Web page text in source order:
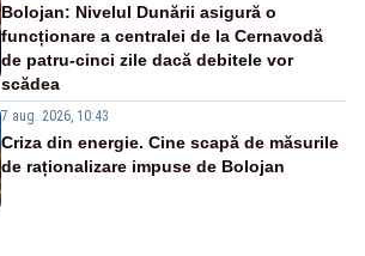
Bolojan: Nivelul Dunării asigură o
funcționare a centralei de la Cernavodă
de patru-cinci zile dacă debitele vor
scădea
7 aug. 2026, 10:43
Criza din energie. Cine scapă de măsurile
de raționalizare impuse de Bolojan